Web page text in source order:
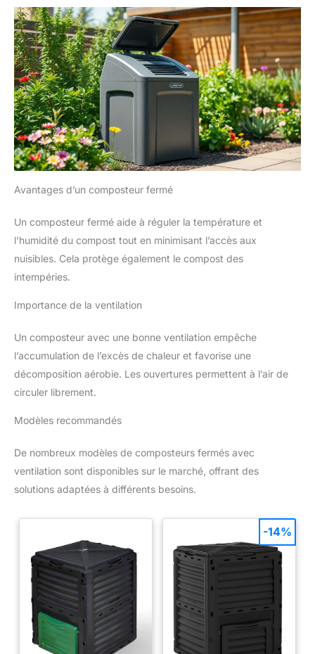
Avantages d’un composteur fermé
Un composteur fermé aide à réguler la température et
l’humidité du compost tout en minimisant l’accès aux
nuisibles. Cela protège également le compost des
intempéries.
Importance de la ventilation
Un composteur avec une bonne ventilation empêche
l’accumulation de l’excès de chaleur et favorise une
décomposition aérobie. Les ouvertures permettent à l’air de
circuler librement.
Modèles recommandés
De nombreux modèles de composteurs fermés avec
ventilation sont disponibles sur le marché, offrant des
solutions adaptées à différents besoins.
-14%